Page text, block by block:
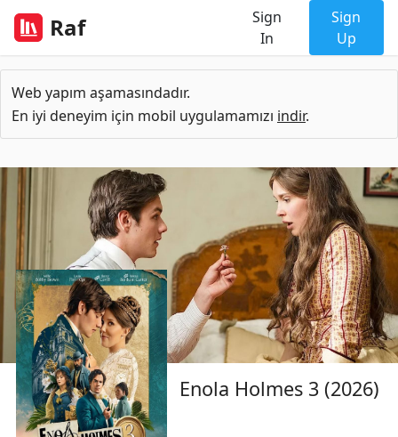
Raf
Sign
In
Sign
Up
Web yapım aşamasındadır.
En iyi deneyim için mobil uygulamamızı indir.
Enola Holmes 3 (2026)